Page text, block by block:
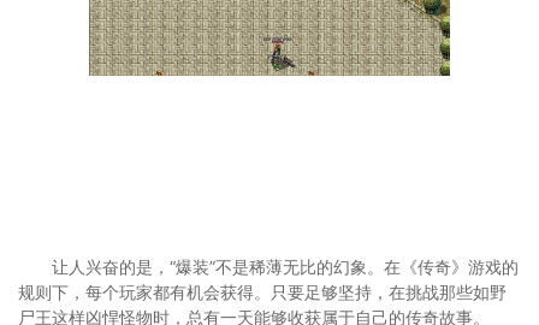
让人兴奋的是，“爆装”不是稀薄无比的幻象。在《传奇》游戏的
规则下，每个玩家都有机会获得。只要足够坚持，在挑战那些如野
尸王这样凶悍怪物时，总有一天能够收获属于自己的传奇故事。